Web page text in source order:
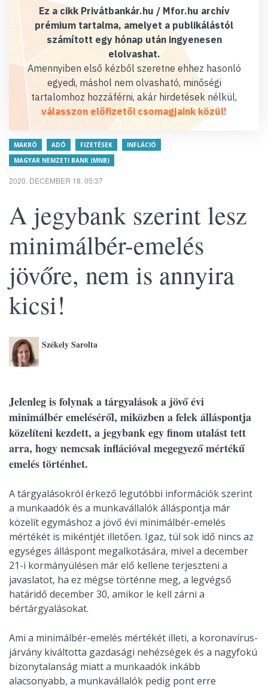
Ez a cikk Privátbankár.hu / Mfor.hu archív
prémium tartalma, amelyet a publikálástól
számított egy hónap után ingyenesen
elolvashat.
Amennyiben első kézből szeretne ehhez hasonló
egyedi, máshol nem olvasható, minőségi
tartalomhoz hozzáférni, akár hirdetések nélkül,
válasszon előfizetői csomagjaink közül!
MAKRÓ ADÓ FIZETÉSEK
INFLÁCIÓ
MAGYAR NEMZETI BANK (MNB)
2020. DECEMBER 18. 05:37
A jegybank szerint lesz
minimálbér-emelés
jövőre, nem is annyira
kicsi!
Székely Sarolta
Jelenleg is folynak a tárgyalások a jövő évi
minimálbér emeléséről, miközben a felek álláspontja
közelíteni kezdett, a jegybank egy finom utalást tett
arra, hogy nemcsak inflációval megegyező mértékű
emelés történhet.
A tárgyalásokról érkező legutóbbi információk szerint
a munkaadók és a munkavállalók álláspontja már
közelít egymáshoz a jövő évi minimálbér-emelés
mértékét is mikéntjét illetően. Igaz, túl sok idő nincs az
egységes álláspont megalkotására, mivel a december
21-i kormányülésen már elő kellene terjeszteni a
javaslatot, ha ez mégse történne meg, a legvégső
határidő december 30, amikor le kell zárni a
bértárgyalásokat.
Ami a minimálbér-emelés mértékét illeti, a koronavírus-
járvány kiváltotta gazdasági nehézségek és a nagyfokú
bizonytalanság miatt a munkaadók inkább
alacsonyabb, a munkavállalók pedig pont erre